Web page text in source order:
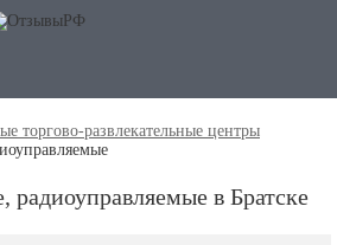
торгово-развлекательные центры
в Братске